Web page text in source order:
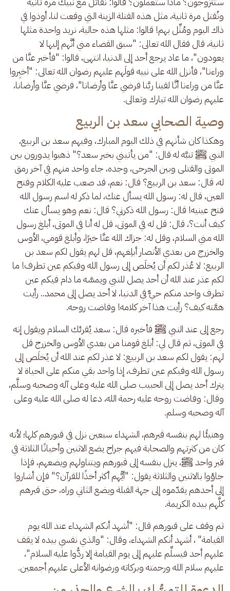
ونُقتل مرة ثانية، مثل هذه القتلة الزينة التي وقعت لنا، أوذوا في
ذاك اليوم ومُثِّل بهم! قالوا: مثلها هذه حالية، نريد واحدة مثلها
ثانية، قال فقال الله تعالى: "سبق القضاء مني أنَّهم إليها لا
يعودون"، ما عاد يرجع أحد إلى الدنيا، انتهى، قالوا: "فأخبر عنَّا من
وراءنا"، فأنزل الله على نبيه قولَهم عليهم رضوان الله تعالى: "أخبِروا
عنَّا من وراءنا أنَّا لقينا ربَّنا فرضي عنَّا وأرضانا"، فرضي عنَّا وأرضانا،
عليهم رضوان الله تبارك وتعالى.
وصية الصحابي سعد بن الربيع
وهكذا كان شأنهم في ذلك اليوم المبارك، وفيهم سعد بن الربيع،
النبي ﷺ تنبَّه له قال: "من يأتيني بخبر سعد؟" ذهبوا يدورون بين
الموتى والقتلى وبين الجرحى، وجده، جاء واحد منهم في آخر رمق
له، قال: سعد بن الربيع؟ قال: نعم، قد صعب عليه الكلام وفتح
العين، قال له: رسول الله يسأل عنك، لما ذكر له اسم رسول الله
فتح عينيه! قال: رسول الله ذكرني؟ قال: نعم وهو يسأل عنك
كيف أنت؟، قال: قل له في الموتى، قل له أنا في الموتى، أبلغ رسول
الله مني السلام، وقل له: جزاك الله عنَّا خيرًا، وأبلغ قومي، الأوس
والخزرج من بعدي الأنصار أبلِغهم، قل لهم يقول لكم سعد بن
الربيع: لا عُذر لكم أن يُخلَص إلى رسول الله وفيكم عين تطرف! ما
لكم عذر عند الله أن أحد يصل للنبي ويمسَّه ما دام فيكم عين
تطرف واحد منكم حيٌّ في الدنيا، لا أحد يصل إلى محمد.. رأيت
همَّته كيف؟ رأيت هذا آخر كلامه! وفاضت روحه.
رجع إلى عند النبي ﷺ فأخبره قال: سعد يُقرئك السلام ويقول إنه
في الموتى، ثم قال لي: أبلغ قومنا من بعدي الأوس والخزرج قل
لهم: يقول لكم سعد بن الربيع: لا عذر لكم عند الله أن يُخلَص إلى
رسول الله وفيكم عين تطرف، إذا واحد بقي منكم على الحياة لا
يترك أحد يصل إلى الحبيب صلى الله عليه وعلى آله وصحبه وسلَّم،
وقال: وفاضت روحه عليه رحمة الله، دعا له صلى الله عليه وعلى
آله وصحبه وسلم.
وهنيئًا لهم بنفسه قبرهم، الشهداء سبعين نزل في قبورهم كلها؛ لأنه
كان من كثرتهم والصحابة فيهم جراح يضع الاثنين وأحيانًا الثلاثة في
قبر واحد ﷺ، ينزل بنفسه إلى قبورهم ويتناولهم ويضعهم، فإذا
جاؤوا بالاثنين والثلاثة يقول: "أيُّهم أكثر أخذًا للقرآن؟" فإن أشاروا
إلى أحدهم يقدّموه إلى جهة القبلة ويضع الثاني وراه، حتى قبرهم
كلَّهم بيده الكريمة.
ثم وقف على قبورهم قال: "أشهد أنكم الشهداء عند الله يوم
القيامة" ، أشهد أنكم الشهداء، وقال: "والذي نفسي بيده لا يقف
عليهم أحد فيسلِّم عليهم إلى يوم القيامة إلا ردُّوا عليه السلام"،
عليهم سلام الله ورحمته وبركاته ورضوانه الأعلى عليهم أجمعين.